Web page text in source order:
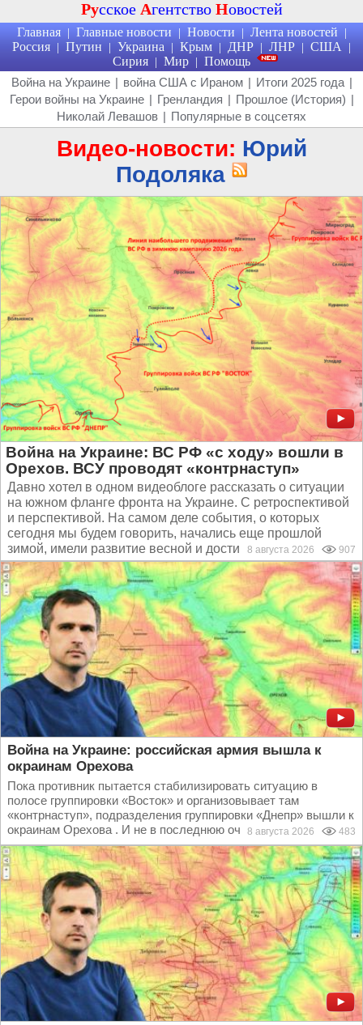
Русское Агентство Новостей
Главная | Главные новости | Новости | Лента новостей |
Россия | Путин | Украина | Крым | ДНР | ЛНР | США |
Сирия | Мир | Помощь
Война на Украине | война США с Ираном | Итоги 2025 года |
Герои войны на Украине | Гренландия | Прошлое (История) |
Николай Левашов | Популярные в соцсетях
Видео-новости: Юрий
Подоляка
Война на Украине: ВС РФ «с ходу» вошли в
Орехов. ВСУ проводят «контрнаступ»
Давно хотел в одном видеоблоге рассказать о ситуации
на южном фланге фронта на Украине. С ретроспективой
и перспективой. На самом деле события, о которых
сегодня мы будем говорить, начались еще прошлой
зимой, имели развитие весной и достигли нынешней...
8 августа 2026 907
Война на Украине: российская армия вышла к
окраинам Орехова
Пока противник пытается стабилизировать ситуацию в
полосе группировки «Восток» и организовывает там
«контрнаступ», подразделения группировки «Днепр» вышли к
окраинам Орехова . И не в последнюю очередь это...
8 августа 2026 483